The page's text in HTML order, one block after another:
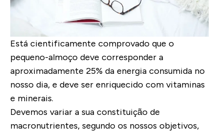
Está cientificamente comprovado que o
pequeno-almoço deve corresponder a
aproximadamente 25% da energia consumida no
nosso dia, e deve ser enriquecido com vitaminas
e minerais.
Devemos variar a sua constituição de
macronutrientes, segundo os nossos objetivos,